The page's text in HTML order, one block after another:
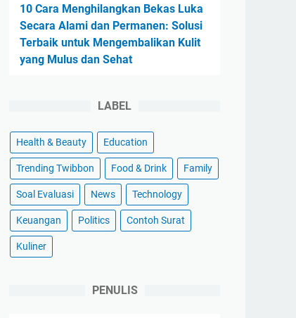
10 Cara Menghilangkan Bekas Luka
Secara Alami dan Permanen: Solusi
Terbaik untuk Mengembalikan Kulit
yang Mulus dan Sehat
LABEL
Health & Beauty Education
Trending Twibbon Food & Drink Family
Soal Evaluasi News Technology
Keuangan Politics Contoh Surat
Kuliner
PENULIS